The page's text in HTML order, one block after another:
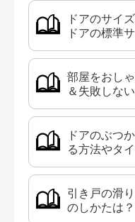
ドアのサイ
ドアの標準
部屋をおし
＆失敗しな
ドアのぶつ
る方法やタ
引き戸の滑
のしかたは？